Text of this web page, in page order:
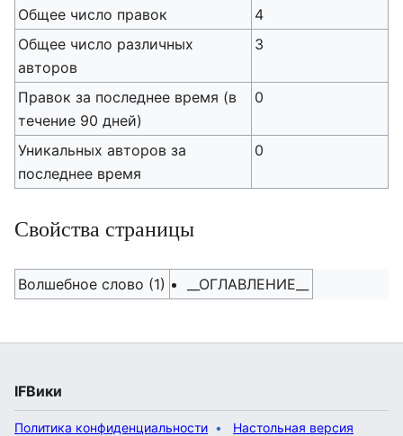
Общее число правок
4
Общее число различных
авторов
3
Правок за последнее время (в
течение 90 дней)
0
Уникальных авторов за
последнее время
0
Свойства страницы
Волшебное слово (1) __ОГЛАВЛЕНИЕ__
IFВики
Политика конфиденциальности Настольная версия